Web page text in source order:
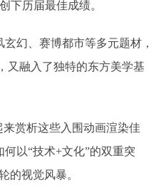
创下历届最佳成绩。
幻、赛博都市等多元题材，
，又融入了独特的东方美学基
来赏析这些入围动画渲染佳
何以“技术+文化”的双重突
的视觉风暴。